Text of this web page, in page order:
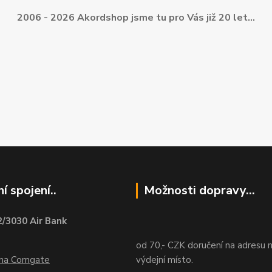
2006 - 2026 Akordshop jsme tu pro Vás již 20 let...
spojení..
3030 Air Bank
Comgate
Možnosti dopravy...
od 70,- CZK doručení na adresu
výdejní místo.